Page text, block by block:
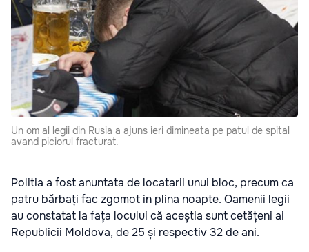
Un om al legii din Rusia a ajuns ieri dimineata pe patul de spital
avand piciorul fracturat.
Politia a fost anuntata de locatarii unui bloc, precum ca
patru bărbați fac zgomot in plina noapte. Oamenii legii
au constatat la fața locului că aceștia sunt cetățeni ai
Republicii Moldova, de 25 și respectiv 32 de ani.